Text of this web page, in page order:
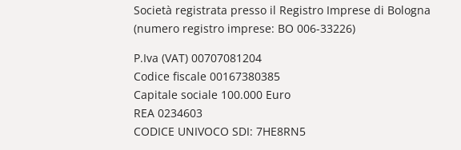
Società registrata presso il Registro Imprese di Bologna
(numero registro imprese: BO 006-33226)
P.Iva (VAT) 00707081204
Codice fiscale 00167380385
Capitale sociale 100.000 Euro
REA 0234603
CODICE UNIVOCO SDI: 7HE8RN5